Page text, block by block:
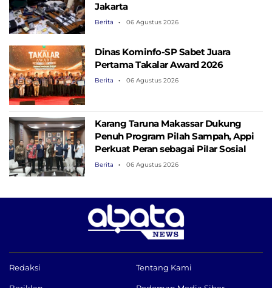
Jakarta
Berita 06 Agustus 2026
Dinas Kominfo-SP Sabet Juara
Pertama Takalar Award 2026
Berita 06 Agustus 2026
Karang Taruna Makassar Dukung
Penuh Program Pilah Sampah, Appi
Perkuat Peran sebagai Pilar Sosial
Berita 06 Agustus 2026
Redaksi Tentang Kami